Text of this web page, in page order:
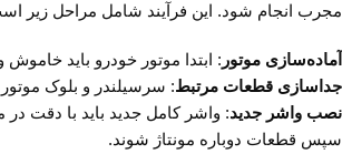
مجرب انجام شود. این فرآیند شامل مراحل زیر
آماده‌سازی موتور : ابتدا موتور خودرو باید
جداسازی قطعات مرتبط: سرسیلندر و بلوک
نصب واشر جدید: واشر کامل جدید باید با دقت در
سپس قطعات دوباره مونتاژ شوند.